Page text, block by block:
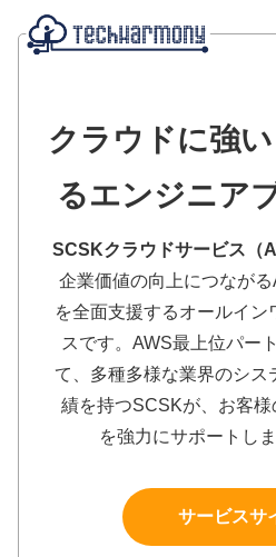
クラウドに強い
るエンジニア
SCSKクラウドサービス（
企業価値の向上につながる
を全面支援するオールイン
スです。AWS最上位パー
て、多種多様な業界のシス
績を持つSCSKが、お客様
を強力にサポートしま
サービスサ